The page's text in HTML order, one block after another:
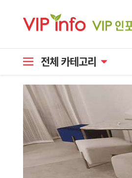
전체 카테고리